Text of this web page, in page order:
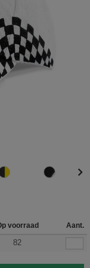
voorraad Aant.
82